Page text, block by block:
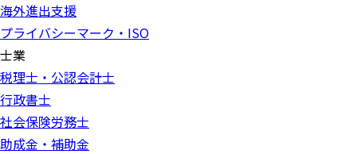
海外進出支援
プライバシーマーク・ISO
士業
税理士・公認会計士
行政書士
社会保険労務士
助成金・補助金